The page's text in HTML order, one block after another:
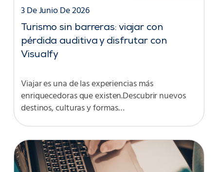
Turismo sin barreras: viajar con
pérdida auditiva y disfrutar con
Visualfy
3 De Junio De 2026
Viajar es una de las experiencias más
enriquecedoras que existen.Descubrir nuevos
destinos, culturas y formas…